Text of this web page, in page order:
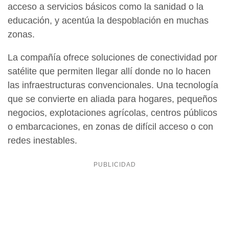
acceso a servicios básicos como la sanidad o la
educación, y acentúa la despoblación en muchas
zonas.
La compañía ofrece soluciones de conectividad por
satélite que permiten llegar allí donde no lo hacen
las infraestructuras convencionales. Una tecnología
que se convierte en aliada para hogares, pequeños
negocios, explotaciones agrícolas, centros públicos
o embarcaciones, en zonas de difícil acceso o con
redes inestables.